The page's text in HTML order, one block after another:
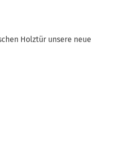
Holztür unsere neue